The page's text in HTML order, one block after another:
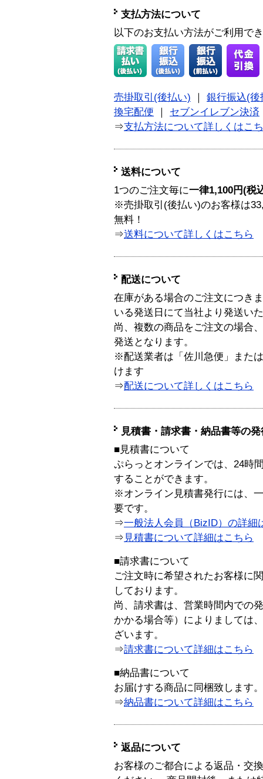
支払方法について
以下のお支払い方法がご利用で
売掛取引(後払い)
銀行振込(後
換宅配便
セブンイレブン決済
⇒支払方法について詳しくはこ
送料について
1つのご注文毎に一律1,100円(税
※売掛取引(後払い)のお客様は
無料！
⇒送料について詳しくはこちら
配送について
在庫がある場合のご注文につき
いる発送日にて当社より発送い
尚、複数の商品をご注文の場合
発送となります。
※配送業者は「佐川急便」また
けます
⇒配送について詳しくはこちら
見積書・請求書・納品書等の
■見積書について
ぷらっとオンラインでは、24時
することができます。
※オンライン見積書発行には、
要です。
⇒一般法人会員（BizID）の詳細
⇒ 見積書について詳細はこちら
■請求書について
ご注文時に希望されたお客様に
しております。
尚、請求書は、営業時間内での
かかる場合等）によりましては
ざいます。
⇒請求書について詳細はこちら
■納品書について
お届けする商品に同梱致します。
⇒納品書について詳細はこちら
返品について
お客様のご都合による返品・交